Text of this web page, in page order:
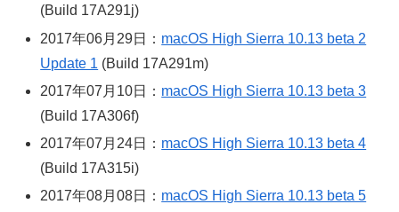
(Build 17A291j)
2017年06月29日： macOS High Sierra 10.13 beta 2
Update 1 (Build 17A291m)
2017年07月10日： macOS High Sierra 10.13 beta 3
(Build 17A306f)
2017年07月24日： macOS High Sierra 10.13 beta 4
(Build 17A315i)
2017年08月08日： macOS High Sierra 10.13 beta 5